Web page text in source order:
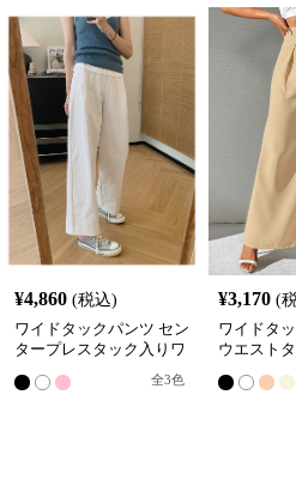
¥4,860 (税込)
ワイドタックパンツ セン
タープレスタック入りワ
全3色
¥3,170 (
ワイドタ
ウエスト